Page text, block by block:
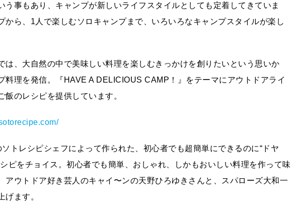
う事もあり、キャンプが新しいライフスタイルとしても定着してきていま
から、1人で楽しむソロキャンプまで、いろいろなキャンプスタイルが楽し
は、大自然の中で美味しい料理を楽しむきっかけを創りたいという思いか
料理を発信。『HAVE A DELICIOUS CAMP！』をテーマにアウトドアライ
のレシピを提供しています。
トレシピシェフによって作られた、初心者でも超簡単にできるのに“ドヤ
ピをチョイス。初心者でも簡単、おしゃれ、しかもおいしい料理を作って味
アウトドア好き芸人のキャイ〜ンの天野ひろゆきさんと、スパローズ大和一
げます。